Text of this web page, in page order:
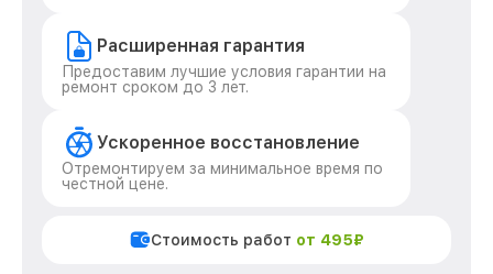
Расширенная гарантия
Предоставим лучшие условия гарантии на
ремонт сроком до 3 лет.
Ускоренное восстановление
Отремонтируем за минимальное время по
честной цене.
Стоимость работ от 495₽